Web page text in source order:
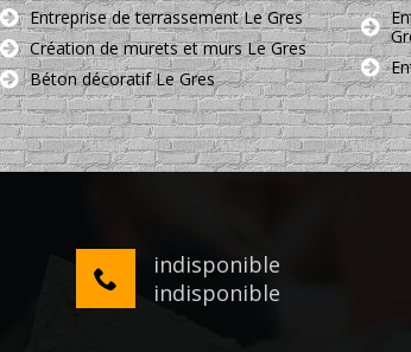
Entreprise de terrassement Le Gres
Création de murets et murs Le Gres
Béton décoratif Le Gres
indisponible
indisponible